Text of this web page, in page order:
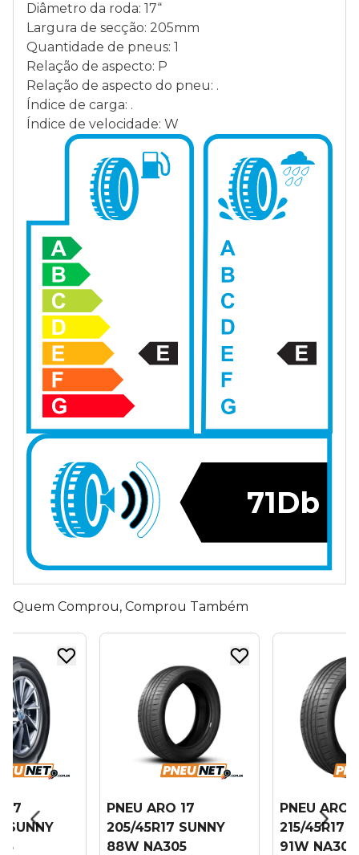
Diâmetro da roda: 17“
Largura de secção: 205mm
Quantidade de pneus: 1
Relação de aspecto: P
Relação de aspecto do pneu: .
Índice de carga: .
Índice de velocidade: W
71Db
Quem Comprou, Comprou Também
17
SUNNY
PNEU ARO 17
205/45R17 SUNNY
88W NA305
PNEU ARO
215/45R17
91W NA305